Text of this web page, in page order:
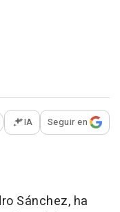
opciones para
IA Seguir en
Sánchez, ha